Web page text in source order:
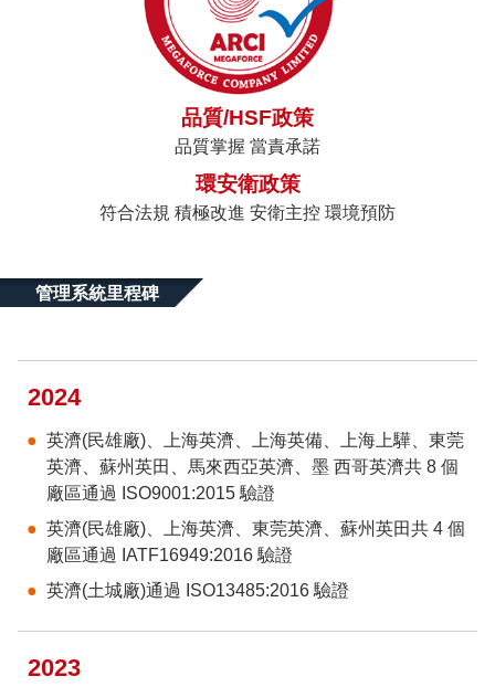
品質/HSF政策
品質掌握 當責承諾
環安衛政策
符合法規 積極改進 安衛主控 環境預防
管理系統里程碑
2024
英濟(民雄廠)、上海英濟、上海英備、上海上驊、東莞
英濟、蘇州英田、馬來西亞英濟、墨 西哥英濟共 8 個
廠區通過 ISO9001:2015 驗證
英濟(民雄廠)、上海英濟、東莞英濟、蘇州英田共 4 個
廠區通過 IATF16949:2016 驗證
英濟(土城廠)通過 ISO13485:2016 驗證
2023